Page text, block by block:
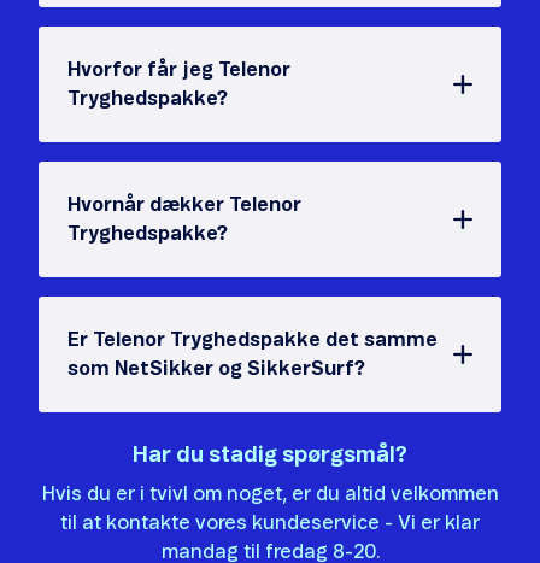
Hvorfor får jeg Telenor
Tryghedspakke?
Hvornår dækker Telenor
Tryghedspakke?
Er Telenor Tryghedspakke det samme
som NetSikker og SikkerSurf?
Har du stadig spørgsmål?
Hvis du er i tvivl om noget, er du altid velkommen
til at kontakte vores kundeservice - Vi er klar
mandag til fredag 8-20.